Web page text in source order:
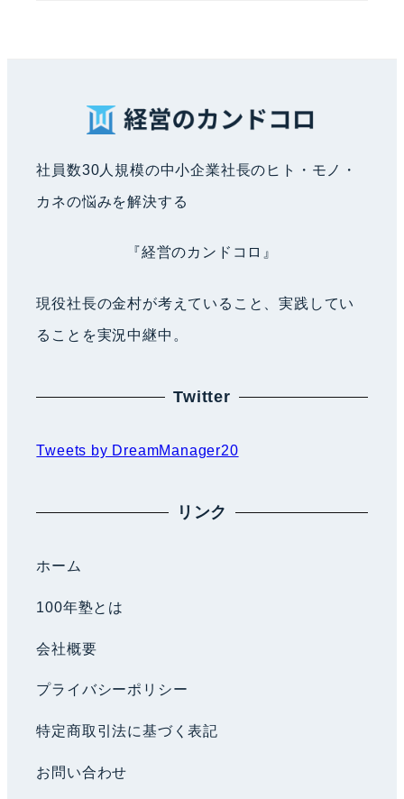
社員数30人規模の中小企業社長のヒト・モノ・
カネの悩みを解決する
『経営のカンドコロ』
現役社長の金村が考えていること、実践してい
ることを実況中継中。
Twitter
Tweets by DreamManager20
リンク
ホーム
100年塾とは
会社概要
プライバシーポリシー
特定商取引法に基づく表記
お問い合わせ